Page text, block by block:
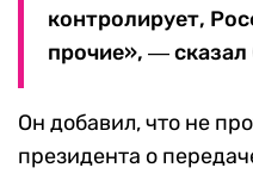
контролирует,
прочие», ― сказал
Он добавил, что не
президента о